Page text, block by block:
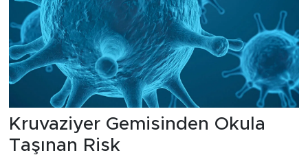
Kruvaziyer Gemisinden Okula
Taşınan Risk